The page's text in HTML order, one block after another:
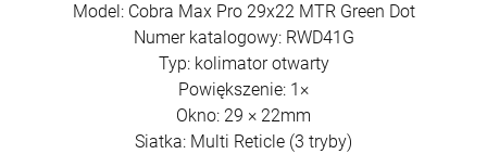
Karabin Springfield Armory Saint Victor AR-
15 SBR Gen.2 kal. 5,56x45mm/.223Rem
lufa 14" kol. Black (STV914556B-V2-B5)
7 900,00 zł
szt.
Model: Cobra Max Pro 29x22 MTR Green Dot
Numer katalogowy: RWD41G
Typ: kolimator otwarty
Powiększenie: 1×
Okno: 29 × 22mm
Siatka: Multi Reticle (3 tryby)